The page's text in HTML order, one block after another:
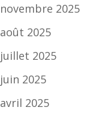
novembre 2025
août 2025
juillet 2025
juin 2025
avril 2025